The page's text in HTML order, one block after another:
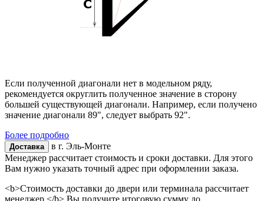
Если полученной диагонали нет в модельном ряду,
рекомендуется округлить полученное значение в сторону
большей существующей диагонали. Например, если получено
значение диагонали 89", следует выбрать 92".
Более подробно
Доставка в г. Эль-Монте
Менеджер рассчитает стоимость и сроки доставки. Для этого
Вам нужно указать точный адрес при оформлении заказа.
<b>Стоимость доставки до двери или терминала рассчитает